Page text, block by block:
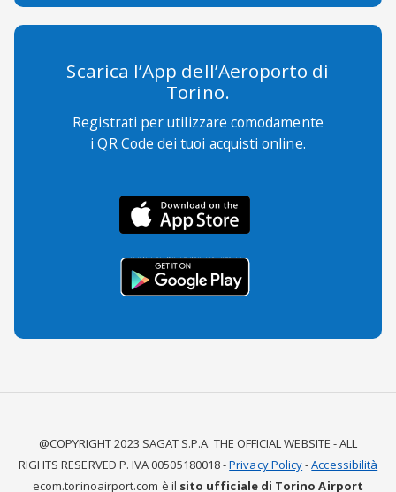
Scarica l’App dell’Aeroporto di
Torino.
Registrati per utilizzare comodamente
i QR Code dei tuoi acquisti online.
@COPYRIGHT 2023 SAGAT S.P.A. THE OFFICIAL WEBSITE - ALL
RIGHTS RESERVED P. IVA 00505180018 -Privacy Policy-Accessibilità
ecom.torinoairport.com è il sito ufficiale di Torino Airport